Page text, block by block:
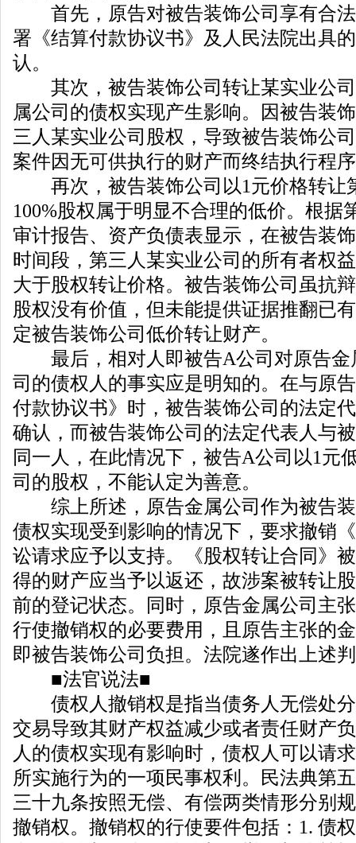
首先，原告对被告装饰公司享有合法
署《结算付款协议书》及人民法院出具
认。
其次，被告装饰公司转让某实业公司
属公司的债权实现产生影响。因被告装
三人某实业公司股权，导致被告装饰公
案件因无可供执行的财产而终结执行程
再次，被告装饰公司以1元价格转让
100%股权属于明显不合理的低价。根据
审计报告、资产负债表显示，在被告装
时间段，第三人某实业公司的所有者权
大于股权转让价格。被告装饰公司虽抗
股权没有价值，但未能提供证据推翻已
定被告装饰公司低价转让财产。
最后，相对人即被告A公司对原告金
司的债权人的事实应是明知的。在与原
付款协议书》时，被告装饰公司的法定
确认，而被告装饰公司的法定代表人与
同一人，在此情况下，被告A公司以1元
司的股权，不能认定为善意。
综上所述，原告金属公司作为被告装
债权实现受到影响的情况下，要求撤销
讼请求应予以支持。《股权转让合同》
得的财产应当予以返还，故涉案被转让
前的登记状态。同时，原告金属公司主
行使撤销权的必要费用，且原告主张的
即被告装饰公司负担。法院遂作出上述
■法官说法■
债权人撤销权是指当债务人无偿处分
交易导致其财产权益减少或者责任财产
人的债权实现有影响时，债权人可以请
所实施行为的一项民事权利。民法典第
三十九条按照无偿、有偿两类情形分别
撤销权。撤销权的行使要件包括：1. 债